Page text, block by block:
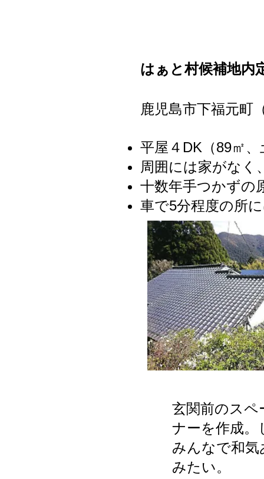
はぁと村候補地内
鹿児島市下福元町
平屋４DK（89㎡、
周囲には家がなく
十数年手つかずの
車で5分程度の所
玄関前のスペ
ナーを作成。
みんなで和
みたい。